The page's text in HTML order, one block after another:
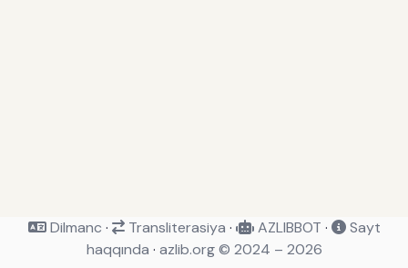
Dilmanc · Transliterasiya · AZLIBBOT ·
Sayt
haqqında · azlib.org © 2024 – 2026